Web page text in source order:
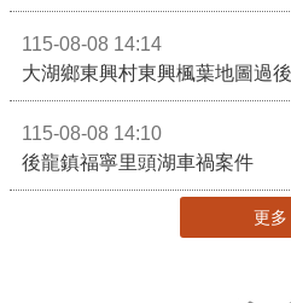
115-08-08 14:14
大湖鄉東興村東興楓葉地圖過
115-08-08 14:10
後龍鎮福寧里頭湖車禍案件
更多